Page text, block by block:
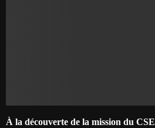
À la découverte de la mission du CSE